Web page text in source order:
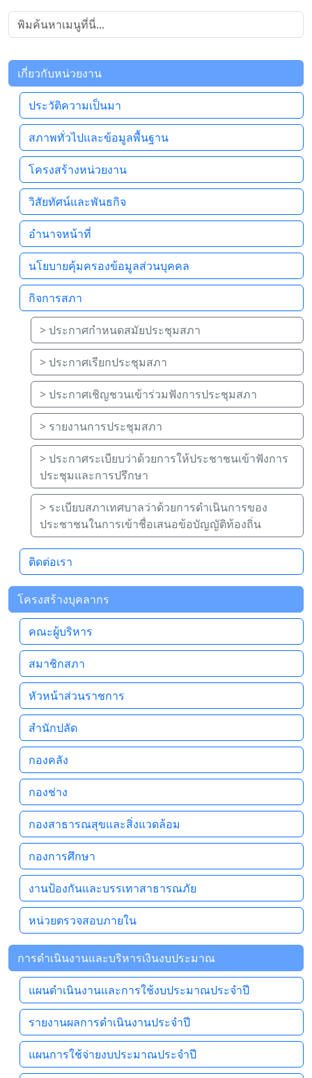
เกี่ยวกับหน่วยงาน
ประวัติความเป็นมา
สภาพทั่วไปและข้อมูลพื้นฐาน
โครงสร้างหน่วยงาน
วิสัยทัศน์และพันธกิจ
อำนาจหน้าที่
นโยบายคุ้มครองข้อมูลส่วนบุคคล
กิจการสภา
> ประกาศกำหนดสมัยประชุมสภา
> ประกาศเรียกประชุมสภา
> ประกาศเชิญชวนเข้าร่วมฟังการประชุมสภา
> รายงานการประชุมสภา
> ประกาศระเบียบว่าด้วยการให้ประชาชนเข้าฟังการ
ประชุมและการปรึกษา
> ระเบียบสภาเทศบาลว่าด้วยการดำเนินการของ
ประชาชนในการเข้าชื่อเสนอข้อบัญญัติท้องถิ่น
ติดต่อเรา
โครงสร้างบุคลากร
คณะผู้บริหาร
สมาชิกสภา
หัวหน้าส่วนราชการ
สำนักปลัด
กองคลัง
กองช่าง
กองสาธารณสุขและสิ่งแวดล้อม
กองการศึกษา
งานป้องกันและบรรเทาสาธารณภัย
หน่วยตรวจสอบภายใน
การดำเนินงานและบริหารเงินงบประมาณ
แผนดำเนินงานและการใช้งบประมาณประจำปี
รายงานผลการดำเนินงานประจำปี
แผนการใช้จ่ายงบประมาณประจำปี